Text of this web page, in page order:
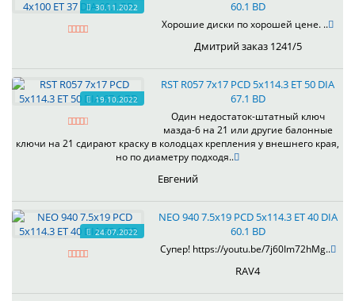
30.11.2022
60.1 BD
Хорошие диски по хорошей цене. ..
Дмитрий заказ 1241/5
19.10.2022
RST R057 7x17 PCD 5x114.3 ET 50 DIA
67.1 BD
Один недостаток-штатный ключ
мазда-6 на 21 или другие балонные
ключи на 21 сдирают краску в колодцах крепления у внешнего края,
но по диаметру подходя..
Евгений
24.07.2022
NEO 940 7.5x19 PCD 5x114.3 ET 40 DIA
60.1 BD
Супер! https://youtu.be/7j60Im72hMg..
RAV4